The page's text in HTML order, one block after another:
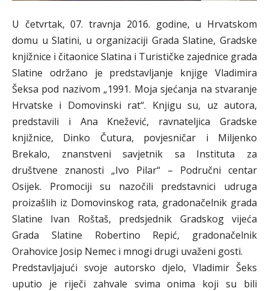
U četvrtak, 07. travnja 2016. godine, u Hrvatskom
domu u Slatini, u organizaciji Grada Slatine, Gradske
knjižnice i čitaonice Slatina i Turističke zajednice grada
Slatine održano je predstavljanje knjige Vladimira
Šeksa pod nazivom „1991. Moja sjećanja na stvaranje
Hrvatske i Domovinski rat“. Knjigu su, uz autora,
predstavili i Ana Knežević, ravnateljica Gradske
knjižnice, Dinko Čutura, povjesničar i Miljenko
Brekalo, znanstveni savjetnik sa Instituta za
društvene znanosti „Ivo Pilar“ – Područni centar
Osijek. Promociji su nazočili predstavnici udruga
proizašlih iz Domovinskog rata, gradonačelnik grada
Slatine Ivan Roštaš, predsjednik Gradskog vijeća
Grada Slatine Robertino Repić, gradonačelnik
Orahovice Josip Nemec i mnogi drugi uvaženi gosti.
Predstavljajući svoje autorsko djelo, Vladimir Šeks
uputio je riječi zahvale svima onima koji su bili